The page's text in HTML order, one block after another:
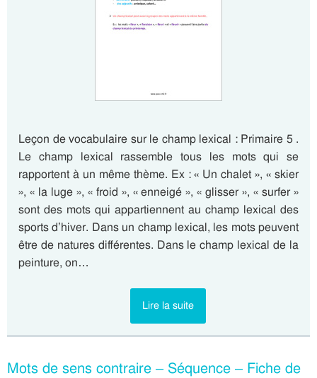
Leçon de vocabulaire sur le champ lexical : Primaire 5 .
Le champ lexical rassemble tous les mots qui se
rapportent à un même thème. Ex : « Un chalet », « skier
», « la luge », « froid », « enneigé », « glisser », « surfer »
sont des mots qui appartiennent au champ lexical des
sports d’hiver. Dans un champ lexical, les mots peuvent
être de natures différentes. Dans le champ lexical de la
peinture, on…
Lire la suite
Mots de sens contraire – Séquence – Fiche de